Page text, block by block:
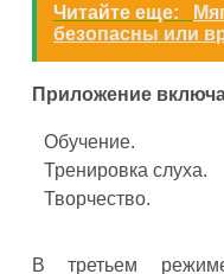
Читайте еще:
безопасны или
Приложение
Обучение.
Тренировка слуха.
Творчество.
В третьем